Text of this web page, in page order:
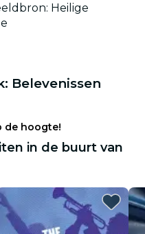
Heilige
Belevenissen
de hoogte!
in de buurt van